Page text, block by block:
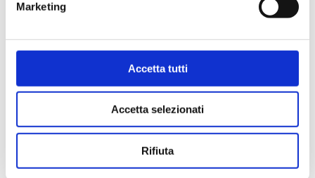
Marketing
Accetta tutti
Accetta selezionati
Rifiuta
6° GIORNO: PAGE - ANTELOPE CANYON - BRYCE
Prima colazione in hotel. Visita allo spettacolare
creano giochi di luce surreali. Dopo la visita si prosegue
chiamati “hoodoos”, che sembrano castelli naturali. Cena
in ristorante. Pernottamento a Bryce.
essere chiuso per motivi di sicurezza a causa di
inondazioni improvvise (Forza Maggiore).
Curiosità: L’Antelope Canyon è uno dei luoghi più
fotografati al mondo.